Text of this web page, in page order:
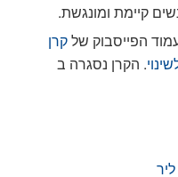
קיימת ומונגשת.
הפייסבוק שלקרן
. הקרן נסגרה ב